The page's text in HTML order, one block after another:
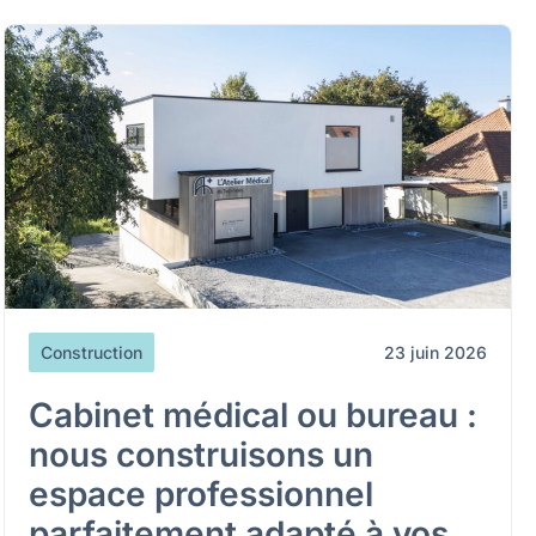
Construction 23 juin 2026
Cabinet médical ou bureau :
nous construisons un
espace professionnel